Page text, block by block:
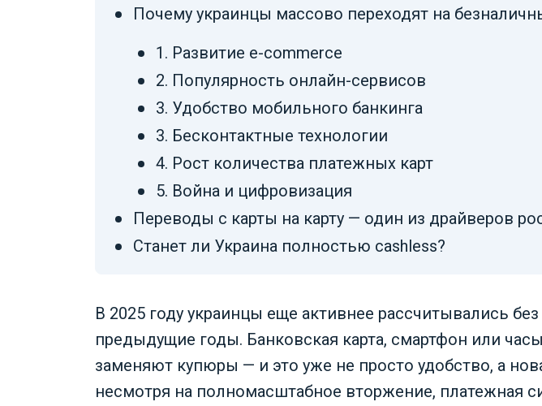
Почему украинцы массово переходят на
1. Развитие e-commerce
2. Популярность онлайн-сервисов
3. Удобство мобильного банкинга
3. Бесконтактные технологии
4. Рост количества платежных карт
5. Война и цифровизация
Переводы с карты на карту — один из драйверов
Станет ли Украина полностью cashless?
В 2025 году украинцы еще активнее рассчитывались
предыдущие годы. Банковская карта, смартфон или
заменяют купюры — и это уже не просто удобство, а
несмотря на полномасштабное вторжение, платежная